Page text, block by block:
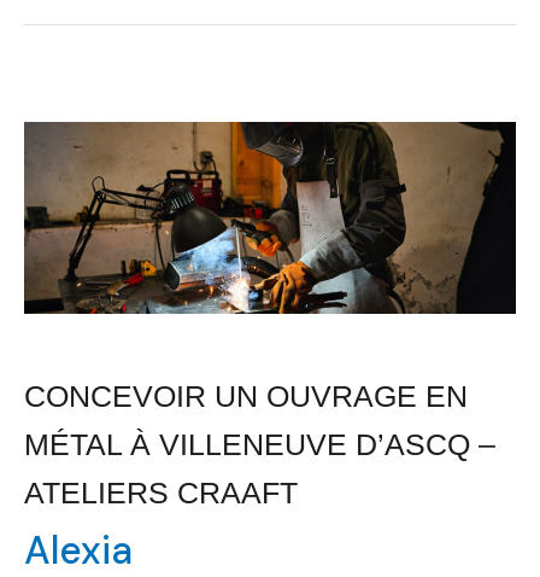
CONCEVOIR UN OUVRAGE EN
MÉTAL À VILLENEUVE D’ASCQ –
ATELIERS CRAAFT
Alexia
Concevoir
un
Ouvrage
en
Métal
d’Ascq
–
Ateliers
CRAAFT